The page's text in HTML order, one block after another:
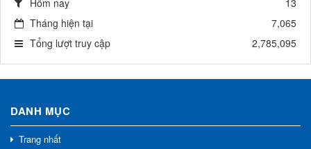
Hôm nay
13
Tháng hiện tại
7,065
Tổng lượt truy cập
2,785,095
DANH MỤC
Trang nhất